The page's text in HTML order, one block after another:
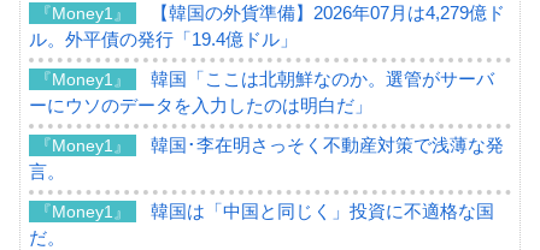
『Money1』
【韓国の外貨準備】2026年07月は4,279億ド
ル。外平債の発行「19.4億ドル」
『Money1』
韓国「ここは北朝鮮なのか。選管がサーバ
ーにウソのデータを入力したのは明白だ」
『Money1』
韓国･李在明さっそく不動産対策で浅薄な発
言。
『Money1』
韓国は「中国と同じく」投資に不適格な国
だ。